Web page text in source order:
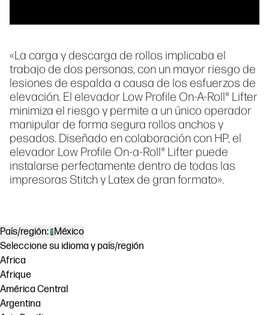
«La carga y descarga de rollos implicaba el
trabajo de dos personas, con un mayor riesgo de
lesiones de espalda a causa de los esfuerzos de
elevación. El elevador Low Profile On-A-Roll® Lifter
minimiza el riesgo y permite a un único operador
manipular de forma segura rollos anchos y
pesados. Diseñado en colaboración con HP, el
elevador Low Profile On-a-Roll® Lifter puede
instalarse perfectamente dentro de todas las
impresoras Stitch y Latex de gran formato».
País/región: México
Seleccione su idioma y país/región
Africa
Afrique
América Central
Argentina